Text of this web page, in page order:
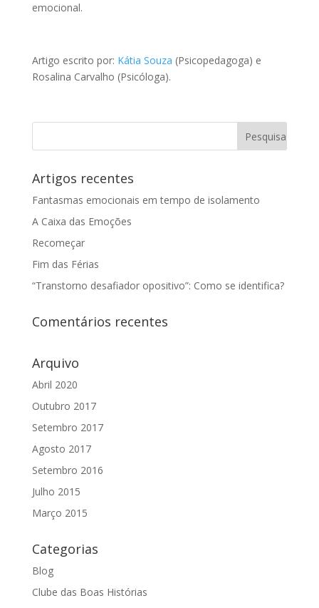
emocional.
Artigo escrito por: Kátia Souza (Psicopedagoga) e
Rosalina Carvalho (Psicóloga).
Artigos recentes
Fantasmas emocionais em tempo de isolamento
A Caixa das Emoções
Recomeçar
Fim das Férias
“Transtorno desafiador opositivo”: Como se identifica?
Comentários recentes
Arquivo
Abril 2020
Outubro 2017
Setembro 2017
Agosto 2017
Setembro 2016
Julho 2015
Março 2015
Categorias
Blog
Clube das Boas Histórias